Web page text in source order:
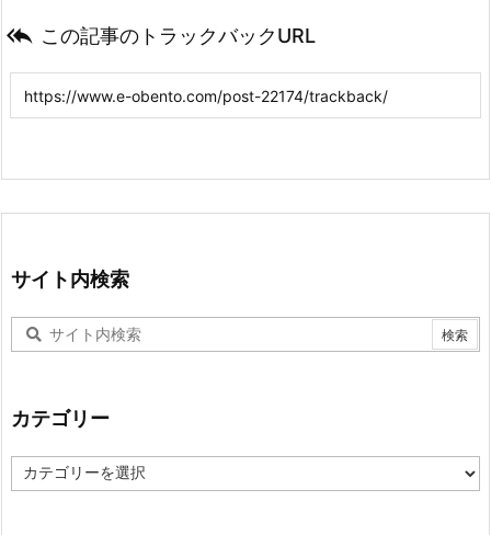
 この記事のトラックバックURL
サイト内検索
カテゴリー
テ